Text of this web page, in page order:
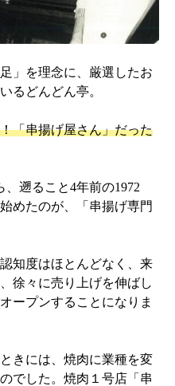
」を理念に、厳選したお
るどんどん亭。
「串揚げ屋さん」だった
、遡ること4年前の1972
めたのが、「串揚げ専門
知度はほとんどなく、来
徐々に売り上げを伸ばし
ープンすることになりま
きには、焼肉に業種を変
でした。焼肉１号店「串